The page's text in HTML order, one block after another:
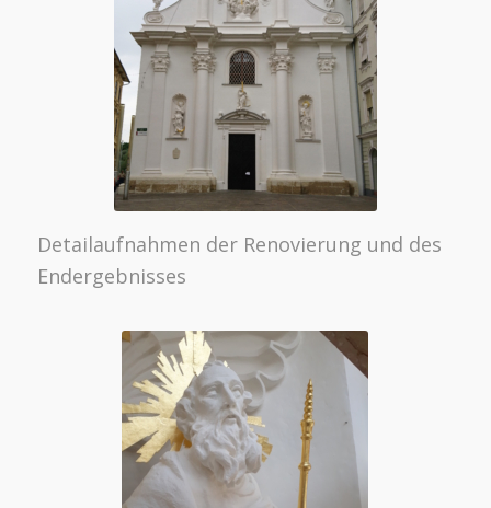
Detailaufnahmen der Renovierung und des
Endergebnisses